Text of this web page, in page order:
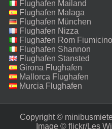
Flughafen Mailand
Malpensa
Flughafen Malaga
Flughafen München
Flughafen Nizza
Flughafen Rom Fiumicino
Flughafen Shannon
Flughafen Stansted
Girona Flughafen
Mallorca Flughafen
Murcia Flughafen
Copyright ©
Image © flickr/Les